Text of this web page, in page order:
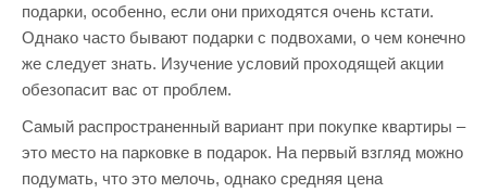
подарки, особенно, если они приходятся очень кстати.
Однако часто бывают подарки с подвохами, о чем конечно
же следует знать. Изучение условий проходящей акции
обезопасит вас от проблем.
Самый распространенный вариант при покупке квартиры –
это место на парковке в подарок. На первый взгляд можно
подумать, что это мелочь, однако средняя цена